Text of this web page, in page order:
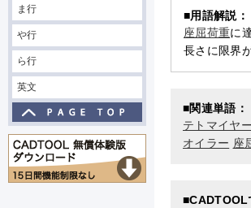
ま行
や行
ら行
英文
■用語解説：
座屈荷重に
長さに限界
■関連単語：
テトマイヤ
オイラー 座
■CADTOOL